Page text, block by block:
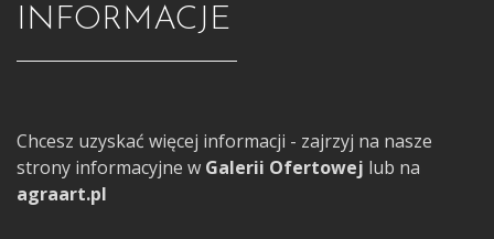
INFORMACJE
Chcesz uzyskać więcej informacji - zajrzyj na nasze
strony informacyjne w Galerii Ofertowej lub na
agraart.pl